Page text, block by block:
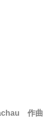
作曲